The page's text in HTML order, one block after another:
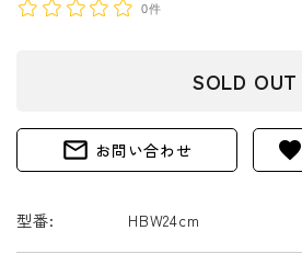
0件
SOLD OUT
mail_outline お問い合わせ favorite
型番: HBW24cm